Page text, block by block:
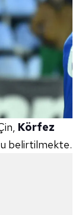
panel
detaylı bilgi
uyarınca
ve sitemizde
ilgili bilgi
Körfez
belirtilmekte.